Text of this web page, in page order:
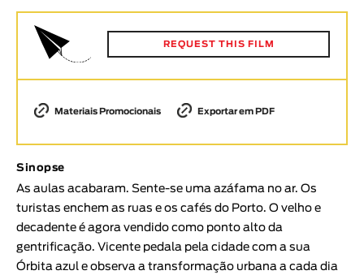
Animar
DURAÇÃO
< / >
GÉNERO
Ficção
Animação
Documentário
REQUEST THIS FILM
Materiais Promocionais Exportar em PDF
Sinopse
As aulas acabaram. Sente-se uma azáfama no ar. Os
turistas enchem as ruas e os cafés do Porto. O velho e
decadente é agora vendido como ponto alto da
gentrificação. Vicente pedala pela cidade com a sua
Órbita azul e observa a transformação urbana a cada dia